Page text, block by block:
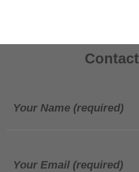
Contact
Your Name (required)
Your Email (required)